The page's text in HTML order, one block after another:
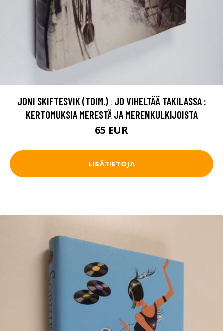
JONI SKIFTESVIK (TOIM.) : JO VIHELTÄÄ TAKILASSA :
KERTOMUKSIA MERESTÄ JA MERENKULKIJOISTA
65 EUR
LISÄTIETOJA